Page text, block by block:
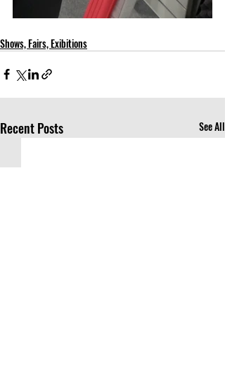
Shows, Fairs, Exibitions
Recent Posts See All